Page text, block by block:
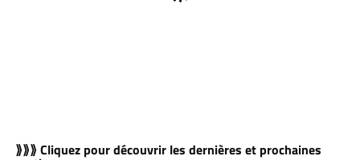
⟫⟫⟫ Cliquez pour découvrir les dernières et prochaines